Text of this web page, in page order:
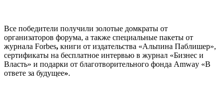
Все победители получили золотые домкраты от
организаторов форума, а также специальные пакеты от
журнала Forbes, книги от издательства «Альпина Паблишер»,
сертификаты на бесплатное интервью в журнал «Бизнес и
Власть» и подарки от благотворительного фонда Amway «В
ответе за будущее».